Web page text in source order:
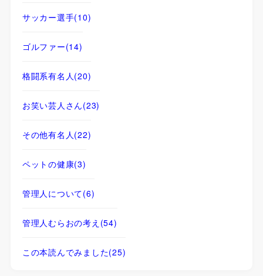
サッカー選手(10)
ゴルファー(14)
格闘系有名人(20)
お笑い芸人さん(23)
その他有名人(22)
ペットの健康(3)
管理人について(6)
管理人むらおの考え (54)
この本読んでみました(25)